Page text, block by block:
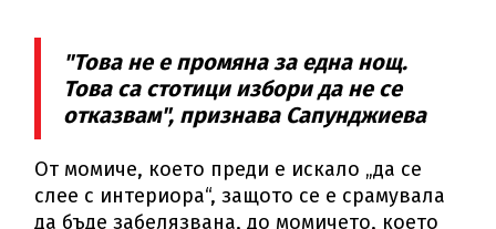
"Това не е промяна за една нощ.
Това са стотици избори да не се
отказвам", признава Сапунджиева
От момиче, което преди е искало „да се
слее с интериора“, защото се е срамувала
да бъде забелязвана, до момичето, което